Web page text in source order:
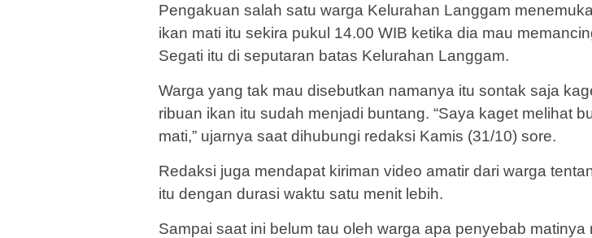
Pengakuan salah satu warga Kelurahan Langgam
ikan mati itu sekira pukul 14.00 WIB ketika dia mau
Segati itu di seputaran batas Kelurahan Langgam.
Warga yang tak mau disebutkan namanya itu sontak saja
ribuan ikan itu sudah menjadi buntang. “Saya kaget melihat
mati,” ujarnya saat dihubungi redaksi Kamis (31/10) sore.
Redaksi juga mendapat kiriman video amatir dari warga
itu dengan durasi waktu satu menit lebih.
Sampai saat ini belum tau oleh warga apa penyebab matinya